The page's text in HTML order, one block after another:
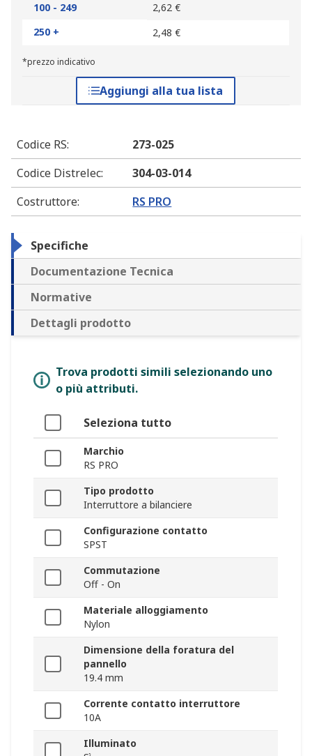
100 - 249
2,62 €
250 +
2,48 €
*prezzo indicativo
Aggiungi alla tua lista
Codice RS:
273-025
Codice Distrelec:
304-03-014
Costruttore: RS PRO
Specifiche
Documentazione Tecnica
Normative
Dettagli prodotto
Trova prodotti simili selezionando uno
o più attributi.
Seleziona tutto
Marchio
RS PRO
Tipo prodotto
Interruttore a bilanciere
Configurazione contatto
SPST
Commutazione
Off - On
Materiale alloggiamento
Nylon
Dimensione della foratura del
pannello
19.4 mm
Corrente contatto interruttore
10A
Illuminato